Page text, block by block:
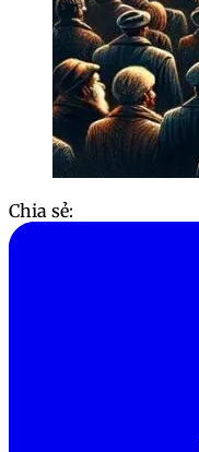
Chia sẻ: